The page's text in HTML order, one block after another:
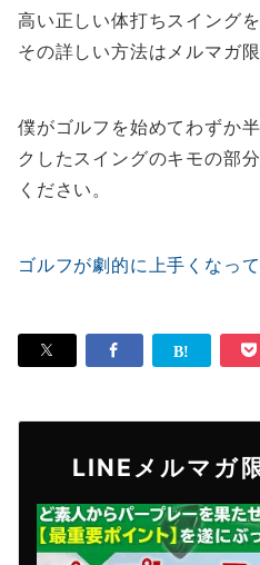
高い正しい体打ちスイング
その詳しい方法はメルマガ
僕がゴルフを始めてわずか
クしたスイングのキモの部
ください。
ゴルフが劇的に上手くなっ
LINEメルマガ